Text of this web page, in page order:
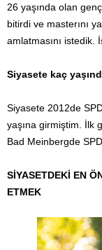
26 yaşında olan
bitirdi ve masterını
amlatmasını
Siyasete kaç
Siyasete 2012de
yaşına girmiştim. İlk
Bad Meinbergde
SİYASETDEKİ EN
ETMEK